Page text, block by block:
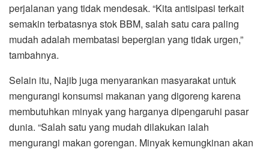
perjalanan yang tidak mendesak. “Kita antisipasi terkait
semakin terbatasnya stok BBM, salah satu cara paling
mudah adalah membatasi bepergian yang tidak urgen,”
tambahnya.
Selain itu, Najib juga menyarankan masyarakat untuk
mengurangi konsumsi makanan yang digoreng karena
membutuhkan minyak yang harganya dipengaruhi pasar
dunia. “Salah satu yang mudah dilakukan ialah
mengurangi makan gorengan. Minyak kemungkinan akan